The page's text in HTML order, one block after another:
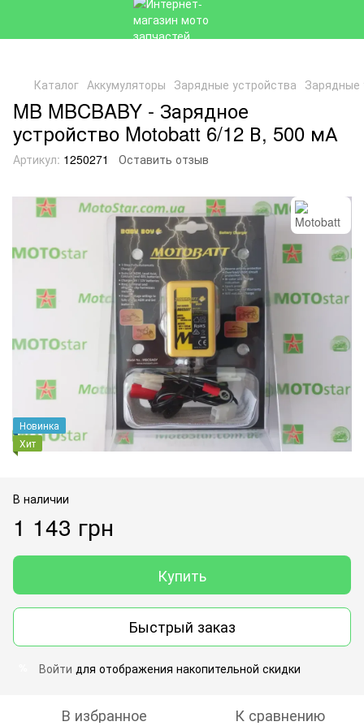
Каталог Аккумуляторы Зарядные устройства Зарядные
MB MBCBABY - Зарядное
устройство Motobatt 6/12 В, 500 мА
Артикул: 1250271 Оставить отзыв
Новинка
Хит
В наличии
1 143 грн
Купить
Быстрый заказ
Войти для отображения накопительной скидки
В избранное К сравнению